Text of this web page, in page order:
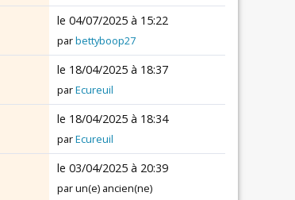
le 04/07/2025 à 15:22
parbettyboop27
le 18/04/2025 à 18:37
parEcureuil
le 18/04/2025 à 18:34
parEcureuil
le 03/04/2025 à 20:39
par un(e) ancien(ne)